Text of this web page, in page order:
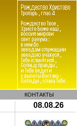
КОНТАКТЫ
08.08.26